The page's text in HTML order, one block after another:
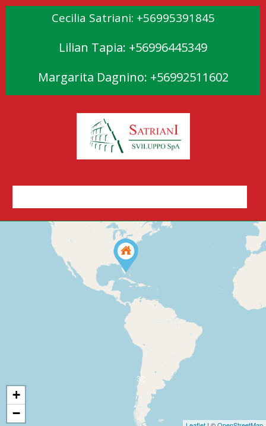
Cecilia Satriani: +56995391845
Lilian Tapia: +56996445349
Margarita Dagnino: +56992511602
32
+
−